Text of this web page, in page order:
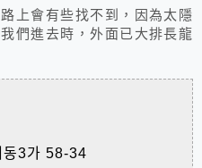
上會有些找不到，因為太隱
們進去時，外面已大排長龍
동3가 58-34